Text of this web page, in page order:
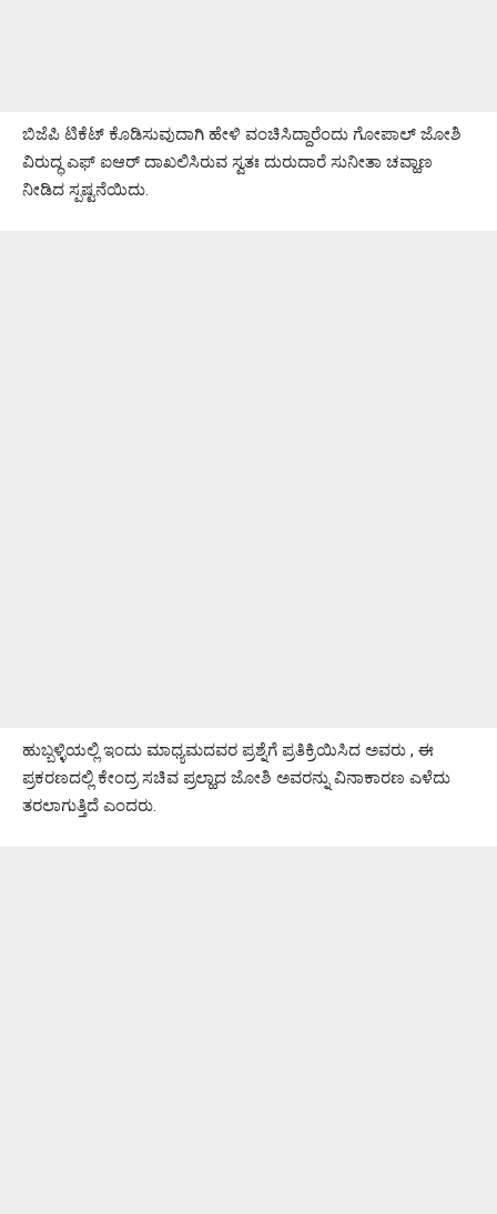
ಬಿಜೆಪಿ ಟಿಕೆಟ್ ಕೊಡಿಸುವುದಾಗಿ ಹೇಳಿ ವಂಚಿಸಿದ್ದಾರೆಂದು ಗೋಪಾಲ್ ಜೋಶಿ
ವಿರುದ್ಧ ಎಫ್ ಐಆರ್ ದಾಖಲಿಸಿರುವ ಸ್ವತಃ ದುರುದಾರೆ ಸುನೀತಾ ಚವ್ಹಾಣ
ನೀಡಿದ ಸ್ಪಷ್ಟನೆಯಿದು.
ಹುಬ್ಬಳ್ಳಿಯಲ್ಲಿ ಇಂದು ಮಾಧ್ಯಮದವರ ಪ್ರಶ್ನೆಗೆ ಪ್ರತಿಕ್ರಿಯಿಸಿದ ಅವರು , ಈ
ಪ್ರಕರಣದಲ್ಲಿ ಕೇಂದ್ರ ಸಚಿವ ಪ್ರಲ್ಹಾದ ಜೋಶಿ ಅವರನ್ನು ವಿನಾಕಾರಣ ಎಳೆದು
ತರಲಾಗುತ್ತಿದೆ ಎಂದರು.